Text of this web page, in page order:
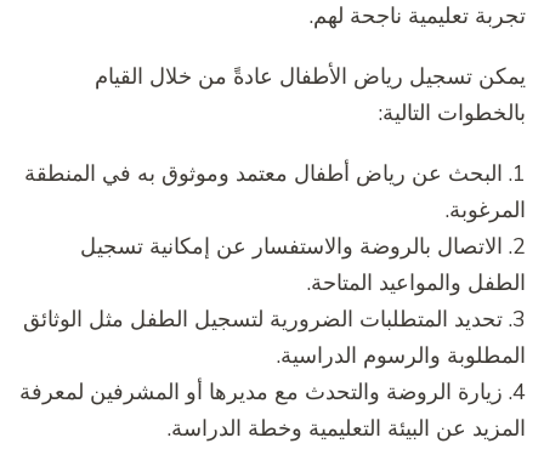
تجربة تعليمية ناجحة لهم.
يمكن تسجيل رياض الأطفال عادةً من خلال القيام
بالخطوات التالية:
1. البحث عن رياض أطفال معتمد وموثوق به في المنطقة
المرغوبة.
2. الاتصال بالروضة والاستفسار عن إمكانية تسجيل
الطفل والمواعيد المتاحة.
3. تحديد المتطلبات الضرورية لتسجيل الطفل مثل الوثائق
المطلوبة والرسوم الدراسية.
4. زيارة الروضة والتحدث مع مديرها أو المشرفين لمعرفة
المزيد عن البيئة التعليمية وخطة الدراسة.